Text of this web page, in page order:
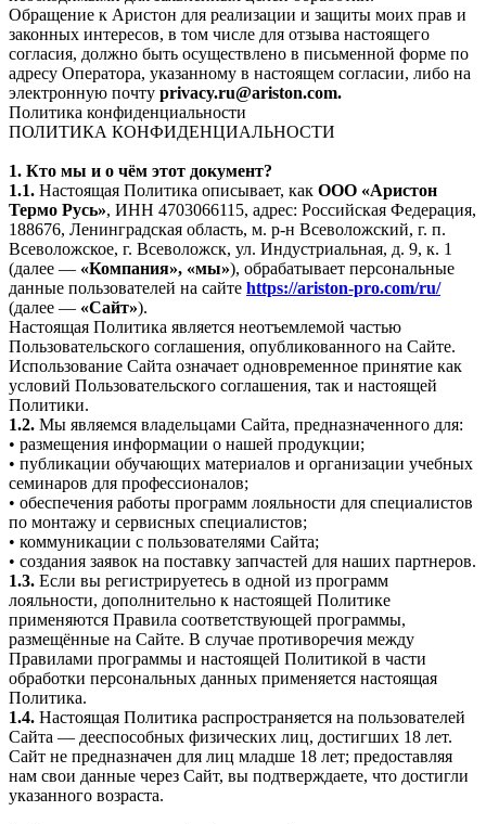
Обращение к Аристон для реализации и защиты моих прав и
законных интересов, в том числе для отзыва настоящего
согласия, должно быть осуществлено в письменной форме по
адресу Оператора, указанному в настоящем согласии, либо на
электронную почту privacy.ru@ariston.com.
Политика конфиденциальности
ПОЛИТИКА КОНФИДЕНЦИАЛЬНОСТИ
1. Кто мы и о чём этот документ?
1.1. Настоящая Политика описывает, как ООО «Аристон
Термо Русь», ИНН 4703066115, адрес: Российская Федерация,
188676, Ленинградская область, м. р-н Всеволожский, г. п.
Всеволожское, г. Всеволожск, ул. Индустриальная, д. 9, к. 1
(далее — «Компания», «мы»), обрабатывает персональные
данные пользователей на сайте https://ariston-pro.com/ru/
(далее — «Сайт»).
Настоящая Политика является неотъемлемой частью
Пользовательского соглашения, опубликованного на Сайте.
Использование Сайта означает одновременное принятие как
условий Пользовательского соглашения, так и настоящей
Политики.
1.2. Мы являемся владельцами Сайта, предназначенного для:
• размещения информации о нашей продукции;
• публикации обучающих материалов и организации учебных
семинаров для профессионалов;
• обеспечения работы программ лояльности для специалистов
по монтажу и сервисных специалистов;
• коммуникации с пользователями Сайта;
• создания заявок на поставку запчастей для наших партнеров.
1.3. Если вы регистрируетесь в одной из программ
лояльности, дополнительно к настоящей Политике
применяются Правила соответствующей программы,
размещённые на Сайте. В случае противоречия между
Правилами программы и настоящей Политикой в части
обработки персональных данных применяется настоящая
Политика.
1.4. Настоящая Политика распространяется на пользователей
Сайта — дееспособных физических лиц, достигших 18 лет.
Сайт не предназначен для лиц младше 18 лет; предоставляя
нам свои данные через Сайт, вы подтверждаете, что достигли
указанного возраста.